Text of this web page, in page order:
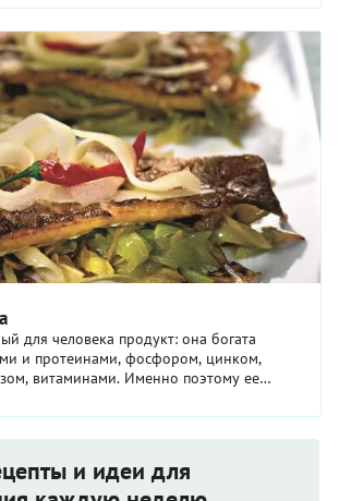
продукт: она богата
витаминами. Именно поэтому ее
...
и идеи для